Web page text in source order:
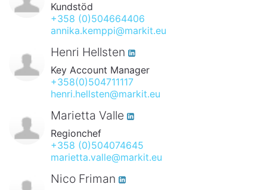
Kundstöd
+358 (0)504664406
annika.kemppi@markit.eu
Henri Hellsten
Key Account Manager
+358(0)504711117
henri.hellsten@markit.eu
Marietta Valle
Regionchef
+358 (0)504074645
marietta.valle@markit.eu
Nico Friman